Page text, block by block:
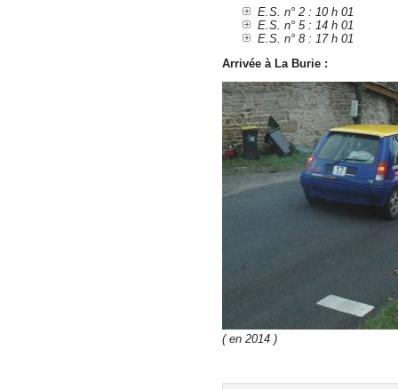
E.S. n° 2 : 10 h 01
E.S. n° 5 : 14 h 01
E.S. n° 8 : 17 h 01
Arrivée à La Burie :
( en 2014 )